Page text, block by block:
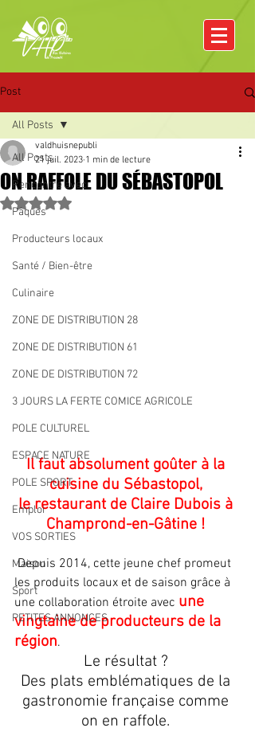
Post
All Posts
Rencontre avec
Pâques
Producteurs locaux
Santé / Bien-être
Culinaire
ZONE DE DISTRIBUTION 28
ZONE DE DISTRIBUTION 61
ZONE DE DISTRIBUTION 72
3 JOURS LA FERTE COMICE AGRICOLE
POLE CULTUREL
ESPACE NATURE
POLE SPORT
Emploi
VOS SORTIES
Maison
Sport
PETITES ANNONCES
All Posts
ON RAFFOLE DU SÉBASTOPOL
valdhuisnepubli
21 juil. 2023 1 min de lecture
Noté NaN étoiles sur 5.
Il faut absolument goûter à la
cuisine du Sébastopol,
le restaurant de Claire Dubois à
Champrond-en-Gâtine !
Depuis 2014, cette jeune chef promeut
les produits locaux et de saison grâce à
une collaboration étroite avec une
vingtaine de producteurs de la
région.
Le résultat ?
Des plats emblématiques de la
gastronomie française comme
on en raffole.